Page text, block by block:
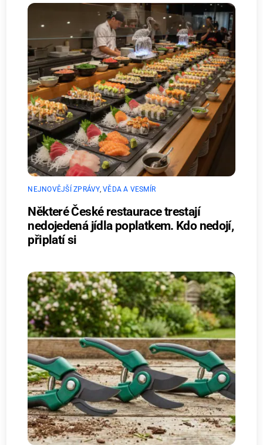
NEJNOVĚJŠÍ ZPRÁVY,VĚDA A VESMÍR
Některé České restaurace trestají
nedojedená jídla poplatkem. Kdo nedojí,
připlatí si